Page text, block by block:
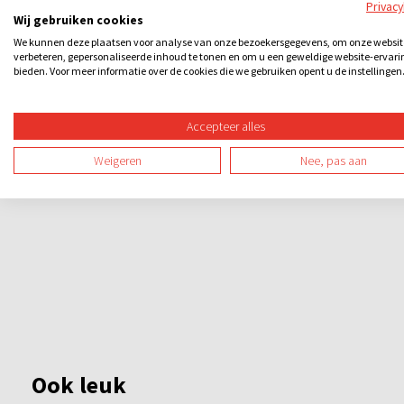
Ook leuk
Wij gebruiken cookies
We kunnen deze plaatsen voor analyse van onze bezoekersgegevens, om onze
verbeteren, gepersonaliseerde inhoud te tonen en om u een geweldige website-
bieden. Voor meer informatie over de cookies die we gebruiken opent u de instellingen.
Accepteer alles
Weigeren Nee, pas aan